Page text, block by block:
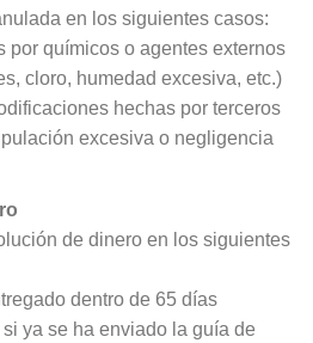
en los siguientes casos:
por químicos o agentes externos
cloro, humedad excesiva, etc.)
hechas por terceros
excesiva o negligencia
de dinero en los siguientes
dentro de 65 días
ya se ha enviado la guía de